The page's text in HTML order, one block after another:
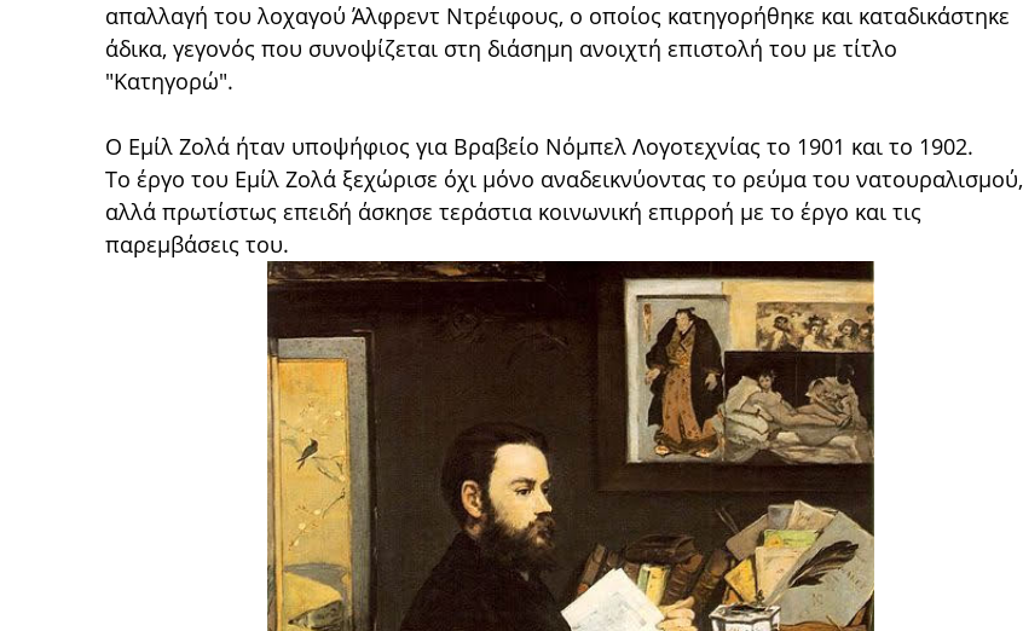
απαλλαγή του λοχαγού Άλφρεντ Ντρέιφους, ο οποίος κατηγορήθηκε και καταδικάστηκε
άδικα, γεγονός που συνοψίζεται στη διάσημη ανοιχτή επιστολή του με τίτλο
"Κατηγορώ".
Ο Εμίλ Ζολά ήταν υποψήφιος για Βραβείο Νόμπελ Λογοτεχνίας το 1901 και το 1902.
Το έργο του Εμίλ Ζολά ξεχώρισε όχι μόνο αναδεικνύοντας το ρεύμα του νατουραλισμού,
αλλά πρωτίστως επειδή άσκησε τεράστια κοινωνική επιρροή με το έργο και τις
παρεμβάσεις του.